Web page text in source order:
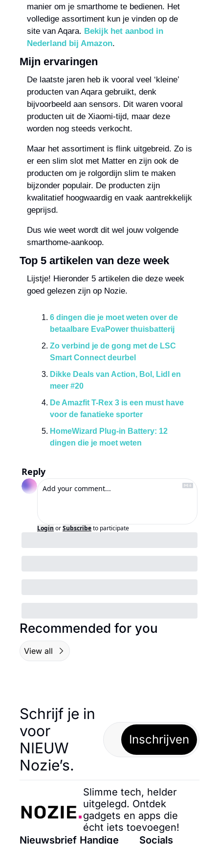
manier om je smarthome te bedienen. Het
volledige assortiment kun je vinden op de
site van Aqara. Bekijk het aanbod in
Nederland bij Amazon.
Mijn ervaringen
De laatste jaren heb ik vooral veel ‘kleine’
producten van Aqara gebruikt, denk
bijvoorbeeld aan sensors. Dit waren vooral
producten uit de Xiaomi-tijd, maar deze
worden nog steeds verkocht.
Maar het assortiment is flink uitgebreid. Zo is
er een slim slot met Matter en zijn ook de
producten om je rolgordijn slim te maken
bijzonder populair. De producten zijn
kwalitatief hoogwaardig en vaak aantrekkelijk
geprijsd.
Dus wie weet wordt dit wel jouw volgende
smarthome-aankoop.
Top 5 artikelen van deze week
Lijstje! Hieronder 5 artikelen die deze week
goed gelezen zijn op Nozie.
6 dingen die je moet weten over de
betaalbare EvaPower thuisbatterij
Zo verbind je de gong met de LSC
Smart Connect deurbel
Dikke Deals van Action, Bol, Lidl en
meer #20
De Amazfit T-Rex 3 is een must have
voor de fanatieke sporter
HomeWizard Plug-in Battery: 12
dingen die je moet weten
Reply
Login orSubscribeto participate
Recommended for you
View all
Schrijf je in
voor
NIEUW
Nozie’s.
Inschrijven
Slimme tech, helder
uitgelegd. Ontdek
gadgets en apps die
écht iets toevoegen!
Nieuwsbrief Handige Socials